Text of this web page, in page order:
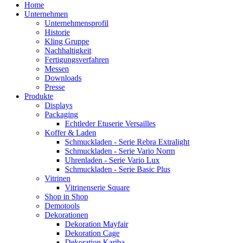
Home
Unternehmen
Unternehmensprofil
Historie
Kling Gruppe
Nachhaltigkeit
Fertigungsverfahren
Messen
Downloads
Presse
Produkte
Displays
Packaging
Echtleder Etuserie Versailles
Koffer & Laden
Schmuckladen - Serie Rebra Extralight
Schmuckladen - Serie Vario Norm
Uhrenladen - Serie Vario Lux
Schmuckladen - Serie Basic Plus
Vitrinen
Vitrinenserie Square
Shop in Shop
Demotools
Dekorationen
Dekoration Mayfair
Dekoration Cage